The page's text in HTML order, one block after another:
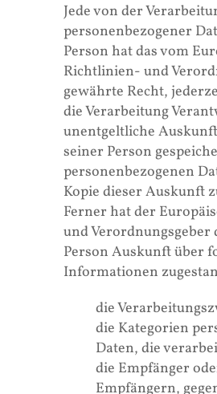
Jede von der
personenbezogener
Person hat das vom
Richtlinien- und
gewährte Recht,
die Verarbeitung
unentgeltliche
seiner Person
personenbezogenen
Kopie dieser Auskunft
Ferner hat der
und
Person Auskunft über
Informationen
die
die Kategorien
Daten, die
die Empfänger
Empfängern,